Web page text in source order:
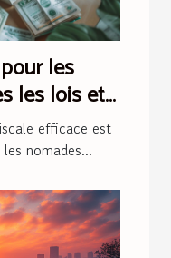
les
les lois et
efficace est
nomades...